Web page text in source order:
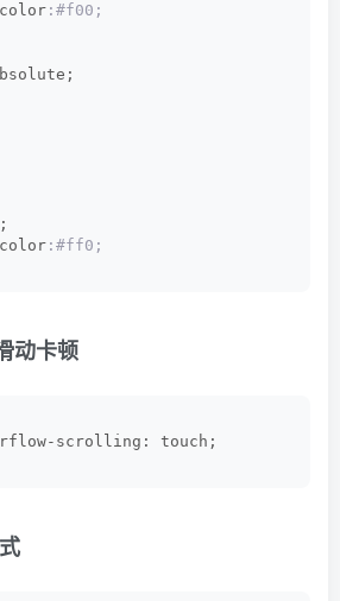
:#f00;
:#ff0;
动卡顿
scrolling: touch;